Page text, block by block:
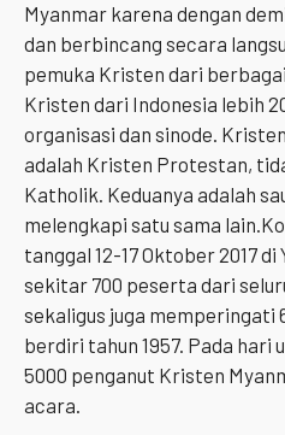
Myanmar karena dengan
dan berbincang secara
pemuka Kristen dari
Kristen dari Indonesia lebih
organisasi dan sinode.
adalah Kristen Protestan,
Katholik. Keduanya adalah
melengkapi satu sama
tanggal 12-17 Oktober 2017
sekitar 700 peserta dari
sekaligus juga memperingati
berdiri tahun 1957. Pada
5000 penganut Kristen
acara.